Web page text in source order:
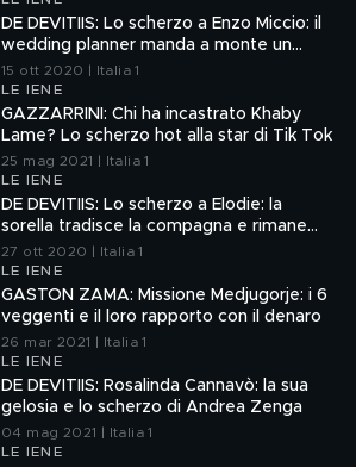
DE DEVITIIS: Lo scherzo a Enzo Miccio: il
wedding planner manda a monte un
matrimonio!
15 ott 2020 | Italia 1
LE IENE
GAZZARRINI: Chi ha incastrato Khaby
Lame? Lo scherzo hot alla star di Tik Tok
25 mag 2021 | Italia 1
LE IENE
DE DEVITIIS: Lo scherzo a Elodie: la
sorella tradisce la compagna e rimane
incinta
27 ott 2020 | Italia 1
LE IENE
GASTON ZAMA: Missione Medjugorje: i 6
veggenti e il loro rapporto con il denaro
26 mar 2021 | Italia 1
LE IENE
DE DEVITIIS: Rosalinda Cannavò: la sua
gelosia e lo scherzo di Andrea Zenga
04 mag 2021 | Italia 1
LE IENE